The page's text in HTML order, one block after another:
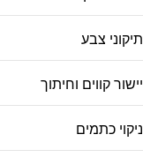
תיקוני צבע
יישור קווים וחיתוך
ניקוי כתמים